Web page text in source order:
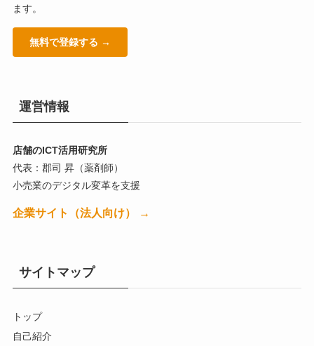
ます。
無料で登録する →
運営情報
店舗のICT活用研究所
代表：郡司 昇（薬剤師）
小売業のデジタル変革を支援
企業サイト（法人向け） →
サイトマップ
トップ
自己紹介